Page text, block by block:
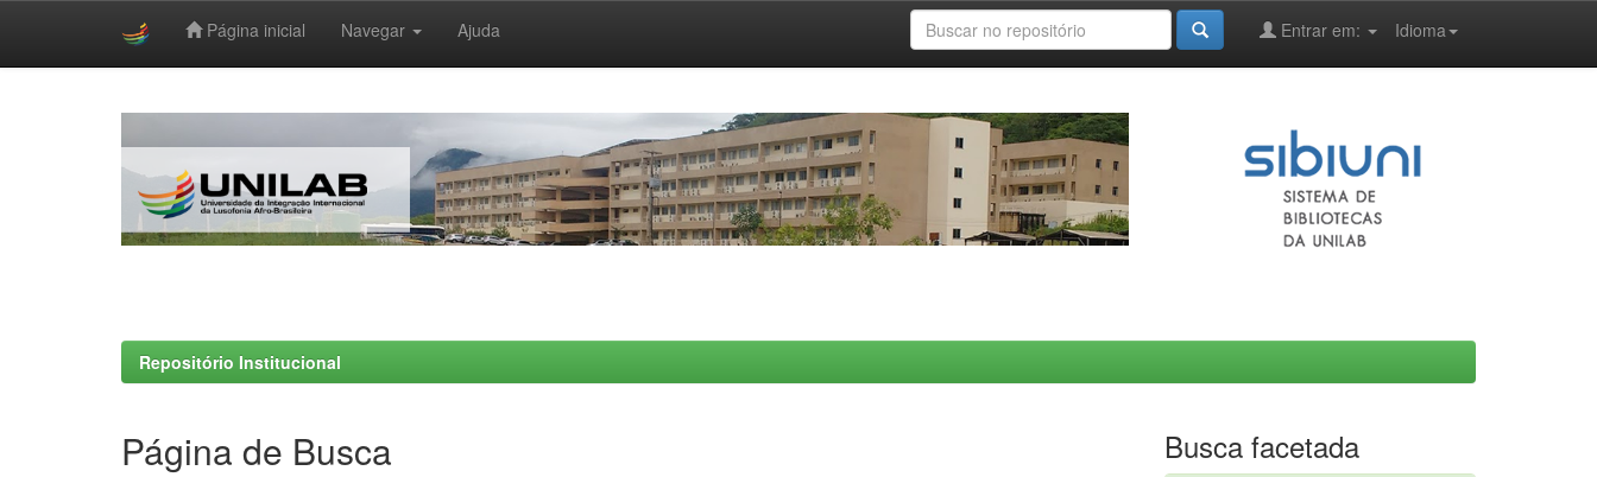
Página inicial Navegar Ajuda Idioma
Entrar em:
Repositório Institucional
Página de Busca Busca facetada